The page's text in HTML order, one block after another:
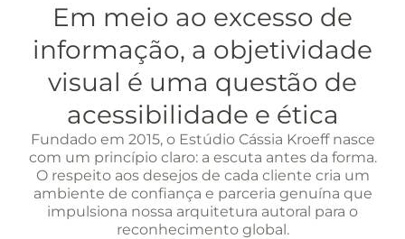
Em meio ao excesso de
informação, a objetividade
visual é uma questão de
acessibilidade e ética
Fundado em 2015, o Estúdio Cássia Kroeff nasce
com um princípio claro: a escuta antes da forma.
O respeito aos desejos de cada cliente cria um
ambiente de confiança e parceria genuína que
impulsiona nossa arquitetura autoral para o
reconhecimento global.